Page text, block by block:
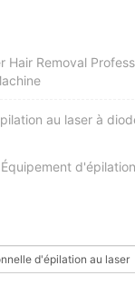
Hair Removal
au laser à
Équipement